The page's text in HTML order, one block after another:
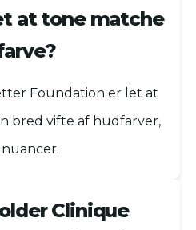
at tone matche
Foundation er let at
bred vifte af hudfarver,
Clinique